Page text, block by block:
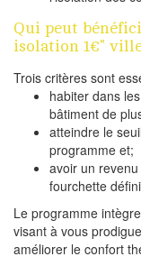
Qui peut
isolation 1€" ville
Trois critères sont
habiter dans
bâtiment de
atteindre le
programme et;
avoir un
fourchette
Le programme
visant à vous
améliorer le confort